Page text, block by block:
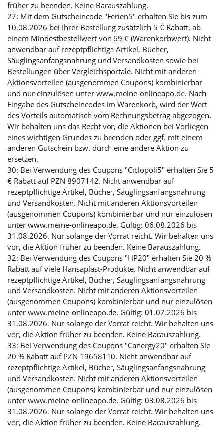
früher zu beenden. Keine Barauszahlung.
27: Mit dem Gutscheincode "Ferien5" erhalten Sie bis zum
10.08.2026 bei Ihrer Bestellung zusätzlich 5 € Rabatt, ab
einem Mindestbestellwert von 69 € (Warenkorbwert). Nicht
anwendbar auf rezeptpflichtige Artikel, Bücher,
Säuglingsanfangsnahrung und Versandkosten sowie bei
Bestellungen über Vergleichsportale. Nicht mit anderen
Aktionsvorteilen (ausgenommen Coupons) kombinierbar
und nur einzulösen unter www.meine-onlineapo.de. Nach
Eingabe des Gutscheincodes im Warenkorb, wird der Wert
des Vorteils automatisch vom Rechnungsbetrag abgezogen.
Wir behalten uns das Recht vor, die Aktionen bei Vorliegen
eines wichtigen Grundes zu beenden oder ggf. mit einem
anderen Gutschein bzw. durch eine andere Aktion zu
ersetzen.
30: Bei Verwendung des Coupons "Ciclopoli5" erhalten Sie 5
€ Rabatt auf PZN 8907142. Nicht anwendbar auf
rezeptpflichtige Artikel, Bücher, Säuglingsanfangsnahrung
und Versandkosten. Nicht mit anderen Aktionsvorteilen
(ausgenommen Coupons) kombinierbar und nur einzulösen
unter www.meine-onlineapo.de. Gültig: 06.08.2026 bis
31.08.2026. Nur solange der Vorrat reicht. Wir behalten uns
vor, die Aktion früher zu beenden. Keine Barauszahlung.
32: Bei Verwendung des Coupons "HP20" erhalten Sie 20 %
Rabatt auf viele Hansaplast-Produkte. Nicht anwendbar auf
rezeptpflichtige Artikel, Bücher, Säuglingsanfangsnahrung
und Versandkosten. Nicht mit anderen Aktionsvorteilen
(ausgenommen Coupons) kombinierbar und nur einzulösen
unter www.meine-onlineapo.de. Gültig: 01.07.2026 bis
31.08.2026. Nur solange der Vorrat reicht. Wir behalten uns
vor, die Aktion früher zu beenden. Keine Barauszahlung.
33: Bei Verwendung des Coupons "Canergy20" erhalten Sie
20 % Rabatt auf PZN 19658110. Nicht anwendbar auf
rezeptpflichtige Artikel, Bücher, Säuglingsanfangsnahrung
und Versandkosten. Nicht mit anderen Aktionsvorteilen
(ausgenommen Coupons) kombinierbar und nur einzulösen
unter www.meine-onlineapo.de. Gültig: 03.08.2026 bis
31.08.2026. Nur solange der Vorrat reicht. Wir behalten uns
vor, die Aktion früher zu beenden. Keine Barauszahlung.